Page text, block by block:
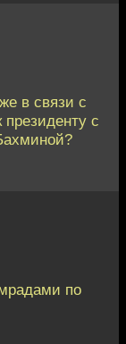
в связи с
с
по